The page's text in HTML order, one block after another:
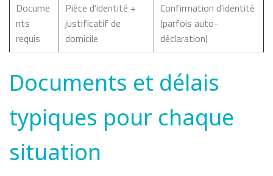
Docume
nts
requis
Pièce d’identité +
justificatif de
domicile
Confirmation d’identité
(parfois auto-
déclaration)
Documents et délais
typiques pour chaque
situation